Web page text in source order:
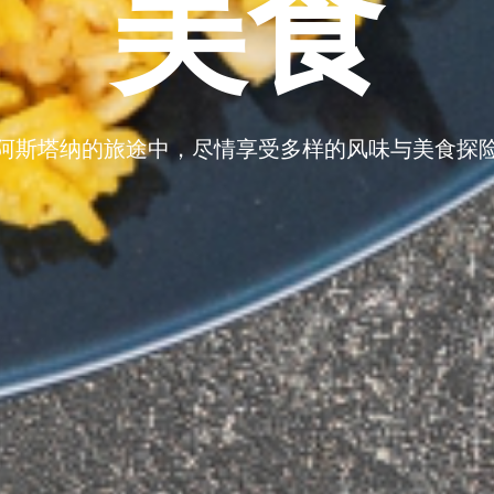
斯塔纳的旅途中，尽情享受多样的风味与美食探